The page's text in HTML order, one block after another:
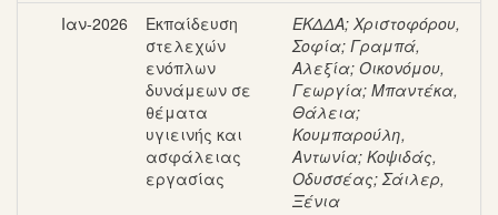
Ιαν-2026
Εκπαίδευση
στελεχών
ενόπλων
δυνάμεων σε
θέματα
υγιεινής και
ασφάλειας
εργασίας
ΕΚΔΔΑ; Χριστοφόρου,
Σοφία; Γραμπά,
Αλεξία; Οικονόμου,
Γεωργία; Μπαντέκα,
Θάλεια;
Κουμπαρούλη,
Αντωνία; Κοψιδάς,
Οδυσσέας;Σάιλερ,
Ξένια